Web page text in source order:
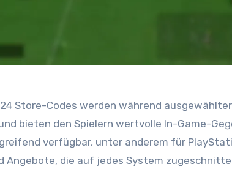
24 Store-Codes werden während
bieten den Spielern wertvolle In-Game-
verfügbar, unter anderem für
Angebote, die auf jedes System